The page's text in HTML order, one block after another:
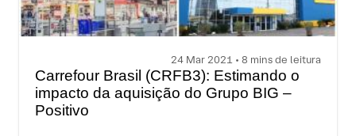
24 Mar 2021 • 8 mins de leitura
Carrefour Brasil (CRFB3): Estimando o
impacto da aquisição do Grupo BIG –
Positivo